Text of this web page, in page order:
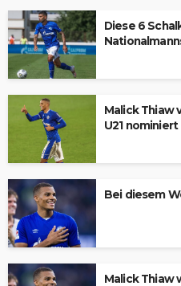
Diese 6
Malick Thiaw
U21 nominiert
Bei diesem
Malick Thiaw